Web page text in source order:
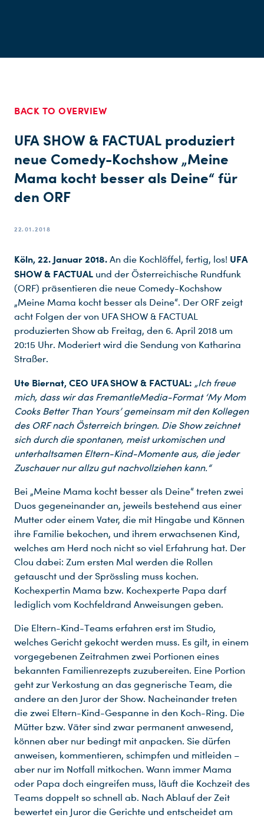
BACK TO OVERVIEW
UFA SHOW & FACTUAL produziert
neue Comedy-Kochshow „Meine
Mama kocht besser als Deine“ für
den ORF
22.01.2018
Köln, 22. Januar 2018. An die Kochlöffel, fertig, los! UFA
SHOW & FACTUAL und der Österreichische Rundfunk
(ORF) präsentieren die neue Comedy-Kochshow
„Meine Mama kocht besser als Deine“. Der ORF zeigt
acht Folgen der von UFA SHOW & FACTUAL
produzierten Show ab Freitag, den 6. April 2018 um
20:15 Uhr. Moderiert wird die Sendung von Katharina
Straßer.
Ute Biernat, CEO UFA SHOW & FACTUAL: „Ich freue
mich, dass wir das FremantleMedia-Format ‘My Mom
Cooks Better Than Yours’ gemeinsam mit den Kollegen
des ORF nach Österreich bringen. Die Show zeichnet
sich durch die spontanen, meist urkomischen und
unterhaltsamen Eltern-Kind-Momente aus, die jeder
Zuschauer nur allzu gut nachvollziehen kann.“
Bei „Meine Mama kocht besser als Deine“ treten zwei
Duos gegeneinander an, jeweils bestehend aus einer
Mutter oder einem Vater, die mit Hingabe und Können
ihre Familie bekochen, und ihrem erwachsenen Kind,
welches am Herd noch nicht so viel Erfahrung hat. Der
Clou dabei: Zum ersten Mal werden die Rollen
getauscht und der Sprössling muss kochen.
Kochexpertin Mama bzw. Kochexperte Papa darf
lediglich vom Kochfeldrand Anweisungen geben.
Die Eltern-Kind-Teams erfahren erst im Studio,
welches Gericht gekocht werden muss. Es gilt, in einem
vorgegebenen Zeitrahmen zwei Portionen eines
bekannten Familienrezepts zuzubereiten. Eine Portion
geht zur Verkostung an das gegnerische Team, die
andere an den Juror der Show. Nacheinander treten
die zwei Eltern-Kind-Gespanne in den Koch-Ring. Die
Mütter bzw. Väter sind zwar permanent anwesend,
können aber nur bedingt mit anpacken. Sie dürfen
anweisen, kommentieren, schimpfen und mitleiden –
aber nur im Notfall mitkochen. Wann immer Mama
oder Papa doch eingreifen muss, läuft die Kochzeit des
Teams doppelt so schnell ab. Nach Ablauf der Zeit
bewertet ein Juror die Gerichte und entscheidet am